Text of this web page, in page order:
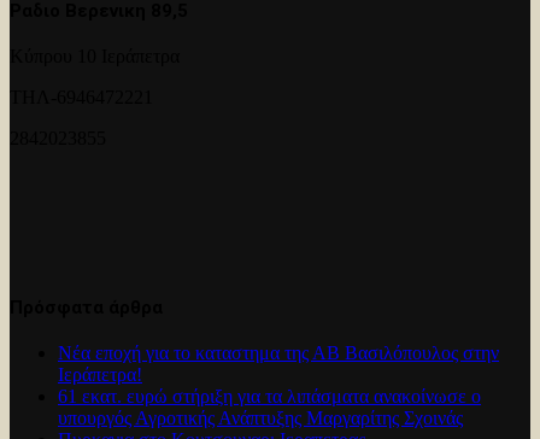
Νέα εποχή για το καταστημα της ΑΒ Βασιλόπουλος στην
Ιεράπετρα!
61 εκατ. ευρώ στήριξη για τα λιπάσματα ανακοίνωσε ο
υπουργός Αγροτικής Ανάπτυξης Μαργαρίτης Σχοινάς